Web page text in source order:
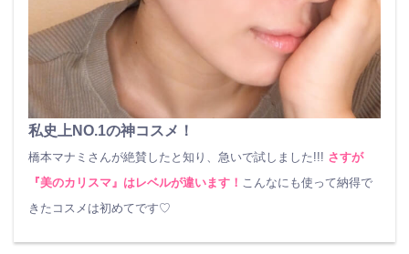
私史上NO.1の神コスメ！
橋本マナミさんが絶賛したと知り、急いで試しました!!! さすが
『美のカリスマ』はレベルが違います！ こんなにも使って納得で
きたコスメは初めてです♡